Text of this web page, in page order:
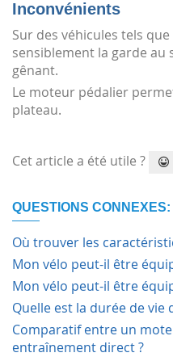
Inconvénients
Sur des véhicules tels
sensiblement la garde au
gênant.
Le moteur pédalier
plateau.
Cet article a été utile ?
QUESTIONS CONNEXES:
Où trouver les
Mon vélo peut-il être
Mon vélo peut-il être
Quelle est la durée de
Comparatif entre un
entraînement direct ?